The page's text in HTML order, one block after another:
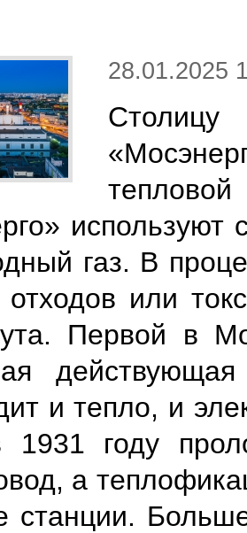
28.01.2025
используют
газ. В
или
Первой в
действующая
и тепло, и
году
а
станции.